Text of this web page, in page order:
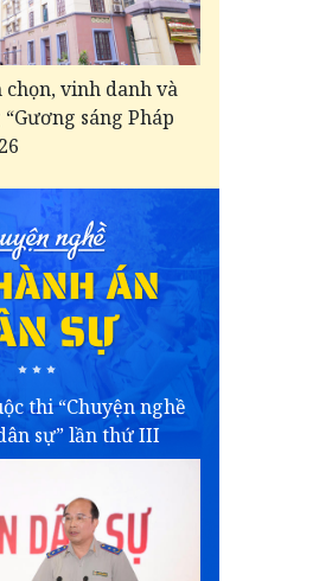
chọn, vinh danh và
sáng Pháp
thi “Chuyện nghề
sự” lần thứ III